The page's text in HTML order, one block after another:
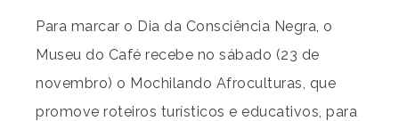
Para marcar o Dia da Consciência Negra, o
Museu do Café recebe no sábado (23 de
novembro) o Mochilando Afroculturas, que
promove roteiros turísticos e educativos, para